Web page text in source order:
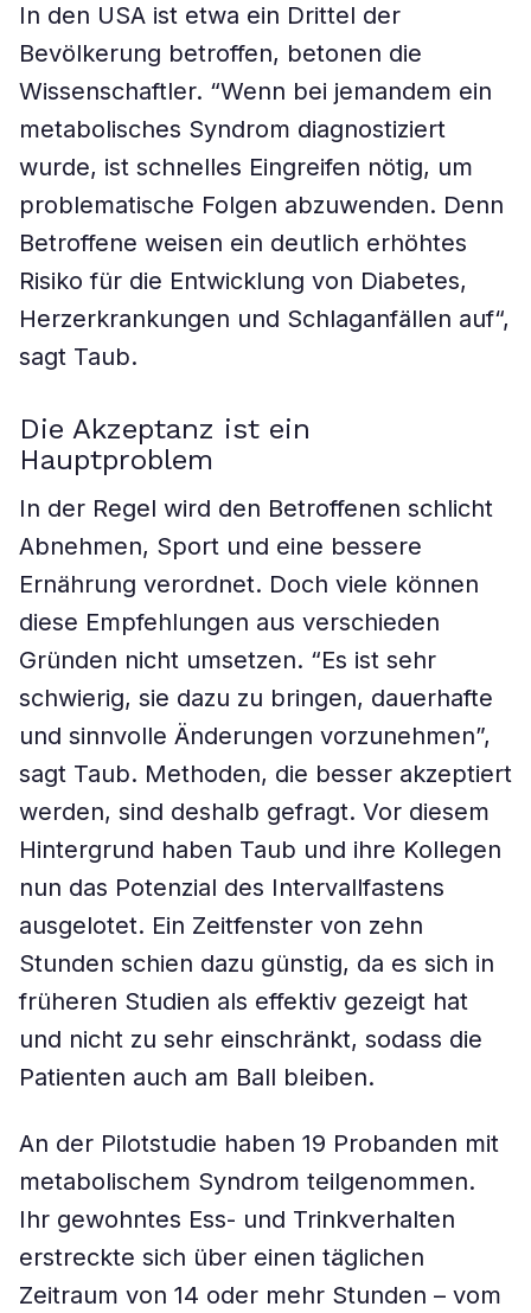
In den USA ist etwa ein Drittel der
Bevölkerung betroffen, betonen die
Wissenschaftler. “Wenn bei jemandem ein
metabolisches Syndrom diagnostiziert
wurde, ist schnelles Eingreifen nötig, um
problematische Folgen abzuwenden. Denn
Betroffene weisen ein deutlich erhöhtes
Risiko für die Entwicklung von Diabetes,
Herzerkrankungen und Schlaganfällen auf“,
sagt Taub.
Die Akzeptanz ist ein
Hauptproblem
In der Regel wird den Betroffenen schlicht
Abnehmen, Sport und eine bessere
Ernährung verordnet. Doch viele können
diese Empfehlungen aus verschieden
Gründen nicht umsetzen. “Es ist sehr
schwierig, sie dazu zu bringen, dauerhafte
und sinnvolle Änderungen vorzunehmen”,
sagt Taub. Methoden, die besser akzeptiert
werden, sind deshalb gefragt. Vor diesem
Hintergrund haben Taub und ihre Kollegen
nun das Potenzial des Intervallfastens
ausgelotet. Ein Zeitfenster von zehn
Stunden schien dazu günstig, da es sich in
früheren Studien als effektiv gezeigt hat
und nicht zu sehr einschränkt, sodass die
Patienten auch am Ball bleiben.
An der Pilotstudie haben 19 Probanden mit
metabolischem Syndrom teilgenommen.
Ihr gewohntes Ess- und Trinkverhalten
erstreckte sich über einen täglichen
Zeitraum von 14 oder mehr Stunden – vom